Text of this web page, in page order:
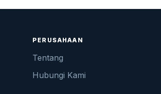
PERUSAHAAN
Tentang
Hubungi Kami